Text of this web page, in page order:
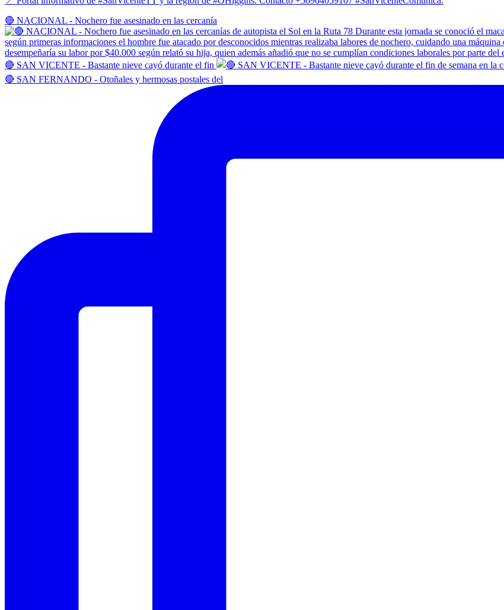
🔴 NACIONAL - Nochero fue asesinado en las cercanía
🔴 SAN VICENTE - Bastante nieve cayó durante el fin
🔴 SAN FERNANDO - Otoñales y hermosas postales del